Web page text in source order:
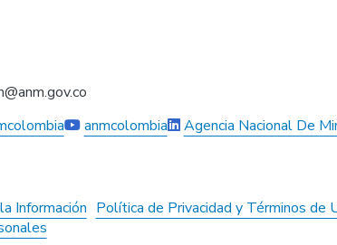
anmcolombia Agencia Nacional De
Información Política de Privacidad y Términos de